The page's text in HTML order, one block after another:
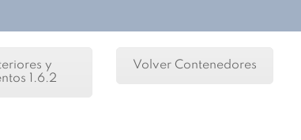
y
1.6.2
Volver Contenedores